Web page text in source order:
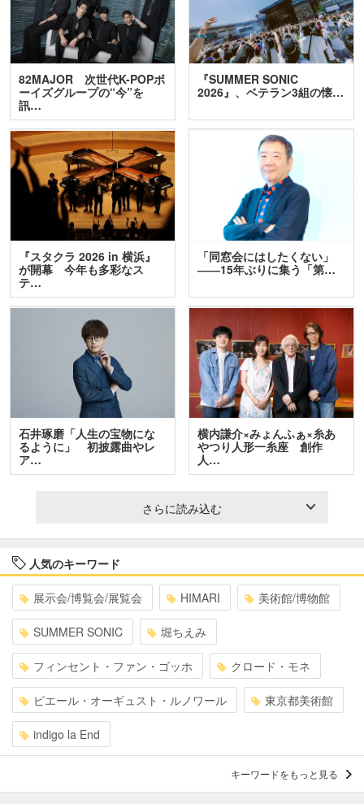
82MAJOR 次世代K-POPボ
ーイズグループの“今”を
訊…
『SUMMER SONIC
2026』、ベテラン3組の懐…
『スタクラ 2026 in 横浜』
が開幕 今年も多彩なス
テ…
「同窓会にはしたくない」
――15年ぶりに集う「第…
石井琢磨「人生の宝物にな
るように」 初披露曲やレ
ア…
横内謙介×みょんふぁ×糸あ
やつり人形一糸座 創作
人…
さらに読み込む
人気のキーワード
展示会/博覧会/展覧会 HIMARI 美術館/博物館
SUMMER SONIC 堀ちえみ
フィンセント・ファン・ゴッホ クロード・モネ
ピエール・オーギュスト・ルノワール 東京都美術館
indigo la End
キーワードをもっと見る